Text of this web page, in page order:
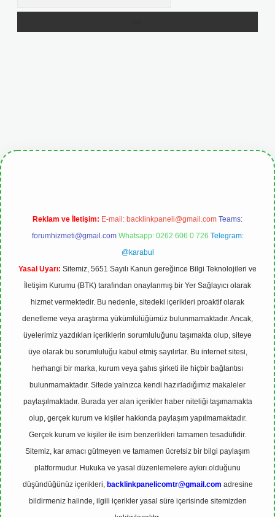
Reklam ve İletişim: E-mail: backlinkpaneli@gmail.com Teams:
forumhizmeti@gmail.com Whatsapp: 0262 606 0 726 Telegram:
@karabul
Yasal Uyarı: Sitemiz, 5651 Sayılı Kanun gereğince Bilgi Teknolojileri ve
İletişim Kurumu (BTK) tarafından onaylanmış bir Yer Sağlayıcı olarak
hizmet vermektedir. Bu nedenle, sitedeki içerikleri proaktif olarak
denetleme veya araştırma yükümlülüğümüz bulunmamaktadır. Ancak,
üyelerimiz yazdıkları içeriklerin sorumluluğunu taşımakta olup, siteye
üye olarak bu sorumluluğu kabul etmiş sayılırlar. Bu internet sitesi,
herhangi bir marka, kurum veya şahıs şirketi ile hiçbir bağlantısı
bulunmamaktadır. Sitede yalnızca kendi hazırladığımız makaleler
paylaşılmaktadır. Burada yer alan içerikler haber niteliği taşımamakta
olup, gerçek kurum ve kişiler hakkında paylaşım yapılmamaktadır.
Gerçek kurum ve kişiler ile isim benzerlikleri tamamen tesadüfidir.
Sitemiz, kar amacı gütmeyen ve tamamen ücretsiz bir bilgi paylaşım
platformudur. Hukuka ve yasal düzenlemelere aykırı olduğunu
düşündüğünüz içerikleri, backlinkpanelicomtr@gmail.com adresine
bildirmeniz halinde, ilgili içerikler yasal süre içerisinde sitemizden